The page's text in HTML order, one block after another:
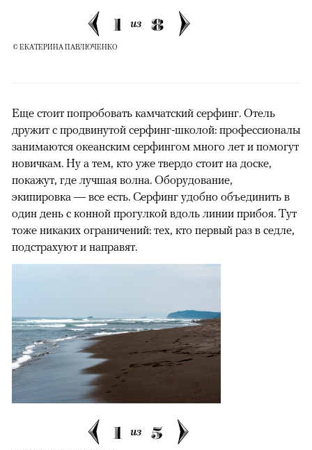
1 из 8
© ЕКАТЕРИНА ПАВЛЮЧЕНКО
Еще стоит попробовать камчатский серфинг. Отель
дружит с продвинутой серфинг-школой: профессионалы
занимаются океанским серфингом много лет и помогут
новичкам. Ну а тем, кто уже твердо стоит на доске,
покажут, где лучшая волна. Оборудование,
экипировка — все есть. Серфинг удобно объединить в
один день с конной прогулкой вдоль линии прибоя. Тут
тоже никаких ограничений: тех, кто первый раз в седле,
подстрахуют и направят.
1 из 5